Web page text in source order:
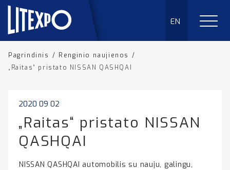
EN
Pagrindinis / Renginio naujienos /
„Raitas“ pristato NISSAN QASHQAI
2020 09 02
„Raitas“ pristato NISSAN
QASHQAI
NISSAN QASHQAI automobilis su nauju, galingu,